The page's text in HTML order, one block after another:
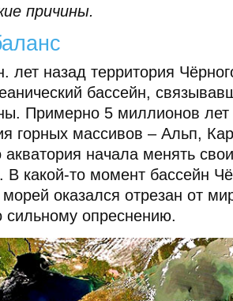
причины.
лет назад территория
бассейн,
Примерно 5 миллионов лет
горных массивов – Альп,
акватория начала менять
В какой-то момент бассейн
оказался отрезан от
сильному опреснению.